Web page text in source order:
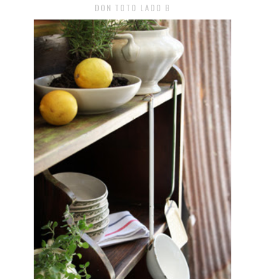
DON TOTO LADO B